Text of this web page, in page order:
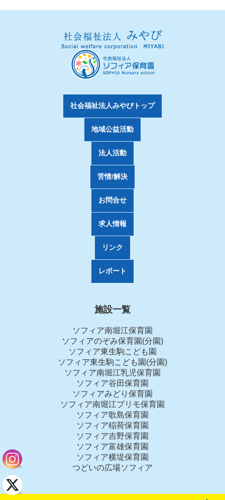
社会福祉法人みやびトップ
地域公益活動
法人活動
苦情/解決
お問合せ
求人情報
リンク
レポート
施設一覧
ソフィア南堀江保育園
ソフィアのぞみ保育園(分園)
ソフィア東生駒こども園
ソフィア東生駒こども園(分園)
ソフィア南堀江乳児保育園
ソフィア谷田保育園
ソフィアみどり保育園
ソフィア南堀江プリモ保育園
ソフィア歌島保育園
ソフィア稲荷保育園
ソフィア吉野保育園
ソフィア富雄保育園
ソフィア横堤保育園
つどいの広場ソフィア